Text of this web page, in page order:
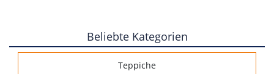
Beliebte Kategorien
Teppiche